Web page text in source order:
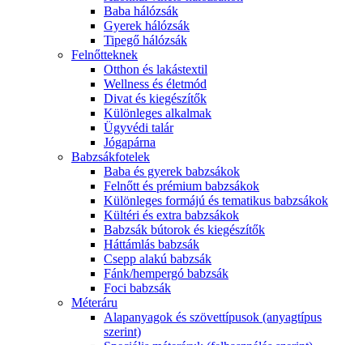
Baba hálózsák
Gyerek hálózsák
Tipegő hálózsák
Felnőtteknek
Otthon és lakástextil
Wellness és életmód
Divat és kiegészítők
Különleges alkalmak
Ügyvédi talár
Jógapárna
Babzsákfotelek
Baba és gyerek babzsákok
Felnőtt és prémium babzsákok
Különleges formájú és tematikus babzsákok
Kültéri és extra babzsákok
Babzsák bútorok és kiegészítők
Háttámlás babzsák
Csepp alakú babzsák
Fánk/hempergó babzsák
Foci babzsák
Méteráru
Alapanyagok és szövettípusok (anyagtípus
szerint)